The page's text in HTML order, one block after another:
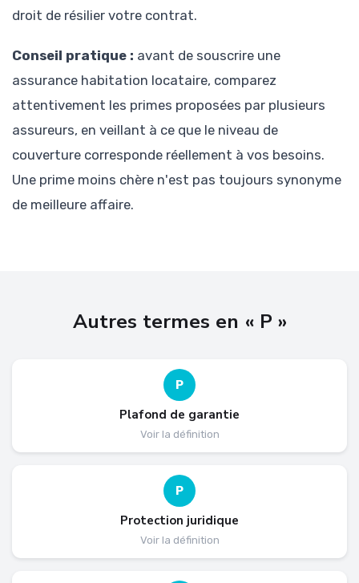
droit de résilier votre contrat.
Conseil pratique : avant de souscrire une
assurance habitation locataire, comparez
attentivement les primes proposées par plusieurs
assureurs, en veillant à ce que le niveau de
couverture corresponde réellement à vos besoins.
Une prime moins chère n'est pas toujours synonyme
de meilleure affaire.
Autres termes en « P »
P
Plafond de garantie
Voir la définition
P
Protection juridique
Voir la définition